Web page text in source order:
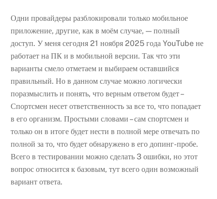
Одни провайдеры разблокировали только мобильное
приложение, другие, как в моём случае, — полный
доступ. У меня сегодня 21 ноября 2025 года YouTube не
работает на ПК и в мобильной версии. Так что эти
варианты смело отметаем и выбираем оставшийся
правильный. Но в данном случае можно логически
поразмыслить и понять, что верным ответом будет –
Спортсмен несет ответственность за все то, что попадает
в его организм. Простыми словами – сам спортсмен и
только он в итоге будет нести в полной мере отвечать по
полной за то, что будет обнаружено в его допинг-пробе.
Всего в тестировании можно сделать 3 ошибки, но этот
вопрос относится к базовым, тут всего один возможный
вариант ответа.